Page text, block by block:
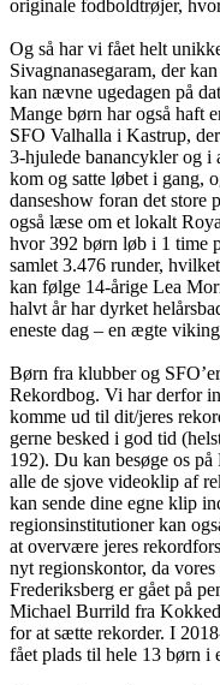
originale fodboldtrøjer,
Og så har vi fået helt
Sivagnanasegaram, der
kan nævne ugedagen på
Mange børn har også haft
SFO Valhalla i Kastrup,
3-hjulede banancykler og i
kom og satte løbet i gang,
danseshow foran det
også læse om et lokalt
hvor 392 børn løb i 1 time
samlet 3.476 runder,
kan følge 14-årige Lea
halvt år har dyrket
eneste dag – en ægte
Børn fra klubber og
Rekordbog. Vi har derfor
komme ud til dit/jeres
gerne besked i god tid
192). Du kan besøge os
alle de sjove videoklip af
kan sende dine egne klip
regionsinstitutioner kan
at overvære jeres
nyt regionskontor, da
Frederiksberg er gået på
Michael Burrild fra
for at sætte rekorder. I
fået plads til hele 13 børn i